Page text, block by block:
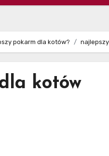
pokarm dla kotów?
kotów